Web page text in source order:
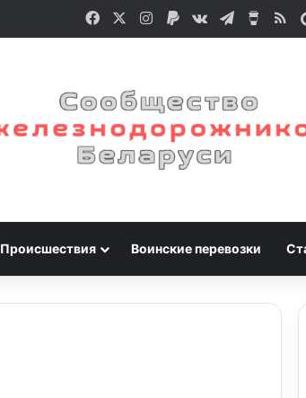
FacebookInstagram
Paypalvk.com
Telegram
Buy
Происшествия Воинские перевозки